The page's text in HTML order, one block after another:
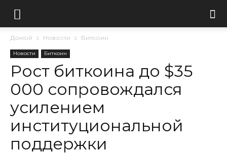
Домой Новости Биткоин
Новости Биткоин
Рост биткоина до $35
000 сопровождался
усилением
институциональной
поддержки